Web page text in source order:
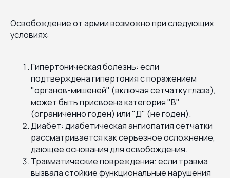
Освобождение от армии возможно при следующих
условиях:
Гипертоническая болезнь: если
подтверждена гипертония с поражением
"органов-мишеней" (включая сетчатку глаза),
может быть присвоена категория "В"
(ограниченно годен) или "Д" (не годен).
Диабет: диабетическая ангиопатия сетчатки
рассматривается как серьезное осложнение,
дающее основания для освобождения.
Травматические повреждения: если травма
вызвала стойкие функциональные нарушения